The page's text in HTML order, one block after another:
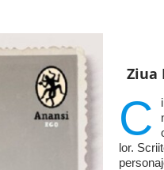
Ziua
C
lor.